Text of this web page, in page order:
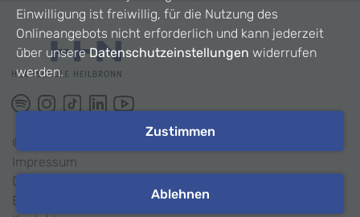
©
Impressum
Datenschutz
Barrierefreiheit
Einwilligung ist freiwillig, für die Nutzung des
Onlineangebots nicht erforderlich und kann jederzeit
über unsereDatenschutzeinstellungen widerrufen
werden.
Zustimmen
Ablehnen